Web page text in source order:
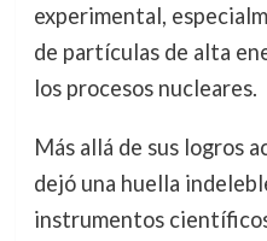
experimental,
de partículas de alta
los procesos nucleares.
Más allá de sus logros
dejó una huella
instrumentos